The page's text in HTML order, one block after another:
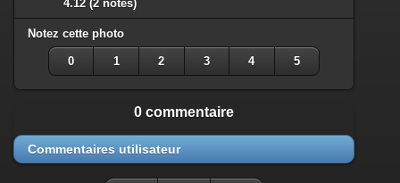
4.12 (2 notes)
Notez cette photo
0 1 2 3 4 5
0 commentaire
Commentaires utilisateur